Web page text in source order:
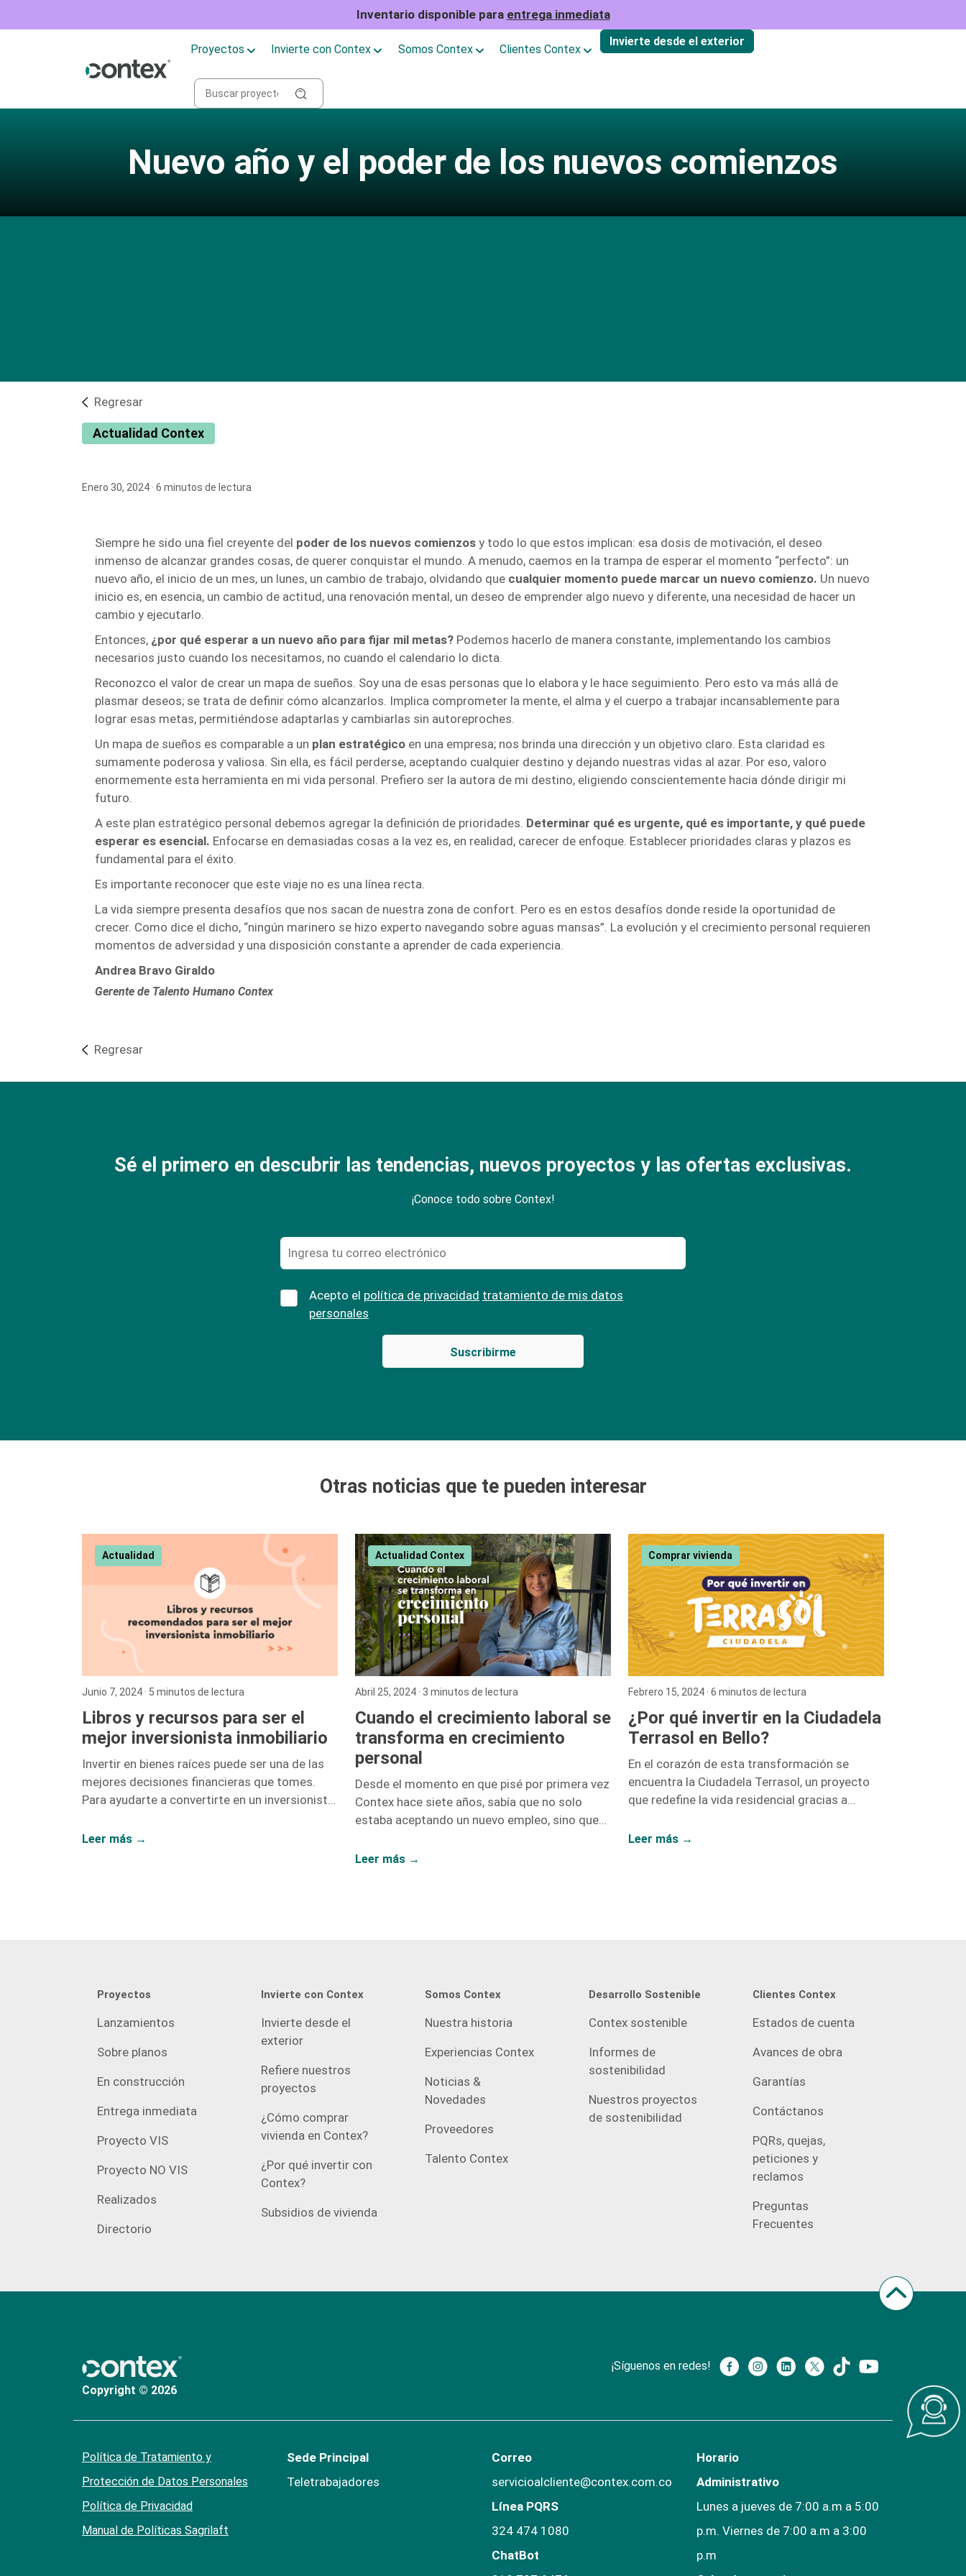
Inventario disponible para entrega inmediata
Proyectos Invierte con Contex Somos Contex Clientes Contex
Invierte desde el exterior
Nuevo año y el poder de los nuevos comienzos
Regresar
Actualidad Contex
Enero 30, 2024 · 6 minutos de lectura
Siempre he sido una fiel creyente del poder de los nuevos comienzos y todo lo que estos implican: esa dosis de motivación, el deseo
inmenso de alcanzar grandes cosas, de querer conquistar el mundo. A menudo, caemos en la trampa de esperar el momento “perfecto”: un
nuevo año, el inicio de un mes, un lunes, un cambio de trabajo, olvidando que cualquier momento puede marcar un nuevo comienzo. Un nuevo
inicio es, en esencia, un cambio de actitud, una renovación mental, un deseo de emprender algo nuevo y diferente, una necesidad de hacer un
cambio y ejecutarlo.
Entonces, ¿por qué esperar a un nuevo año para fijar mil metas? Podemos hacerlo de manera constante, implementando los cambios
necesarios justo cuando los necesitamos, no cuando el calendario lo dicta.
Reconozco el valor de crear un mapa de sueños. Soy una de esas personas que lo elabora y le hace seguimiento. Pero esto va más allá de
plasmar deseos; se trata de definir cómo alcanzarlos. Implica comprometer la mente, el alma y el cuerpo a trabajar incansablemente para
lograr esas metas, permitiéndose adaptarlas y cambiarlas sin autoreproches.
Un mapa de sueños es comparable a un plan estratégico en una empresa; nos brinda una dirección y un objetivo claro. Esta claridad es
sumamente poderosa y valiosa. Sin ella, es fácil perderse, aceptando cualquier destino y dejando nuestras vidas al azar. Por eso, valoro
enormemente esta herramienta en mi vida personal. Prefiero ser la autora de mi destino, eligiendo conscientemente hacia dónde dirigir mi
futuro.
A este plan estratégico personal debemos agregar la definición de prioridades. Determinar qué es urgente, qué es importante, y qué puede
esperar es esencial. Enfocarse en demasiadas cosas a la vez es, en realidad, carecer de enfoque. Establecer prioridades claras y plazos es
fundamental para el éxito.
Es importante reconocer que este viaje no es una línea recta.
La vida siempre presenta desafíos que nos sacan de nuestra zona de confort. Pero es en estos desafíos donde reside la oportunidad de
crecer. Como dice el dicho, “ningún marinero se hizo experto navegando sobre aguas mansas”. La evolución y el crecimiento personal requieren
momentos de adversidad y una disposición constante a aprender de cada experiencia.
Andrea Bravo Giraldo
Gerente de Talento Humano Contex
Regresar
Sé el primero en descubrir las tendencias, nuevos proyectos y las ofertas exclusivas.
¡Conoce todo sobre Contex!
Acepto el política de privacidad tratamiento de mis datos
personales
Otras noticias que te pueden interesar
Actualidad
Junio 7, 2024 · 5 minutos de lectura
Libros y recursos para ser el
mejor inversionista inmobiliario
Invertir en bienes raíces puede ser una de las
mejores decisiones financieras que tomes.
Para ayudarte a convertirte en un inversionista
lista de libros y recursos que te proporcionarán
Leer más →
Actualidad Contex
Abril 25, 2024 · 3 minutos de lectura
Cuando el crecimiento laboral se
transforma en crecimiento
personal
Desde el momento en que pisé por primera vez
Contex hace siete años, sabía que no solo
estaba aceptando un nuevo empleo, sino que
de oportunidades de crecimiento. No me
Leer más →
Comprar vivienda
Febrero 15, 2024 · 6 minutos de lectura
¿Por qué invertir en la Ciudadela
Terrasol en Bello?
En el corazón de esta transformación se
encuentra la Ciudadela Terrasol, un proyecto
que redefine la vida residencial gracias a
y Fragua.
Leer más →
Proyectos
Lanzamientos
Sobre planos
En construcción
Entrega inmediata
Proyecto VIS
Proyecto NO VIS
Realizados
Directorio
Invierte con Contex
Invierte desde el
exterior
Refiere nuestros
proyectos
¿Cómo comprar
vivienda en Contex?
¿Por qué invertir con
Contex?
Subsidios de vivienda
Somos Contex
Nuestra historia
Experiencias Contex
Noticias &
Novedades
Proveedores
Talento Contex
Desarrollo Sostenible
Contex sostenible
Informes de
sostenibilidad
Nuestros proyectos
de sostenibilidad
Clientes Contex
Estados de cuenta
Avances de obra
Garantías
Contáctanos
PQRs, quejas,
peticiones y
reclamos
Preguntas
Frecuentes
Copyright © 2026
¡Síguenos en redes!
Política de Tratamiento y
Protección de Datos Personales
Política de Privacidad
Manual de Políticas Sagrilaft
Sede Principal
Teletrabajadores
Correo
servicioalcliente@contex.com.co
Línea PQRS
324 474 1080
ChatBot
Horario
Administrativo
Lunes a jueves de 7:00 a.m a 5:00
p.m. Viernes de 7:00 a.m a 3:00
p.m